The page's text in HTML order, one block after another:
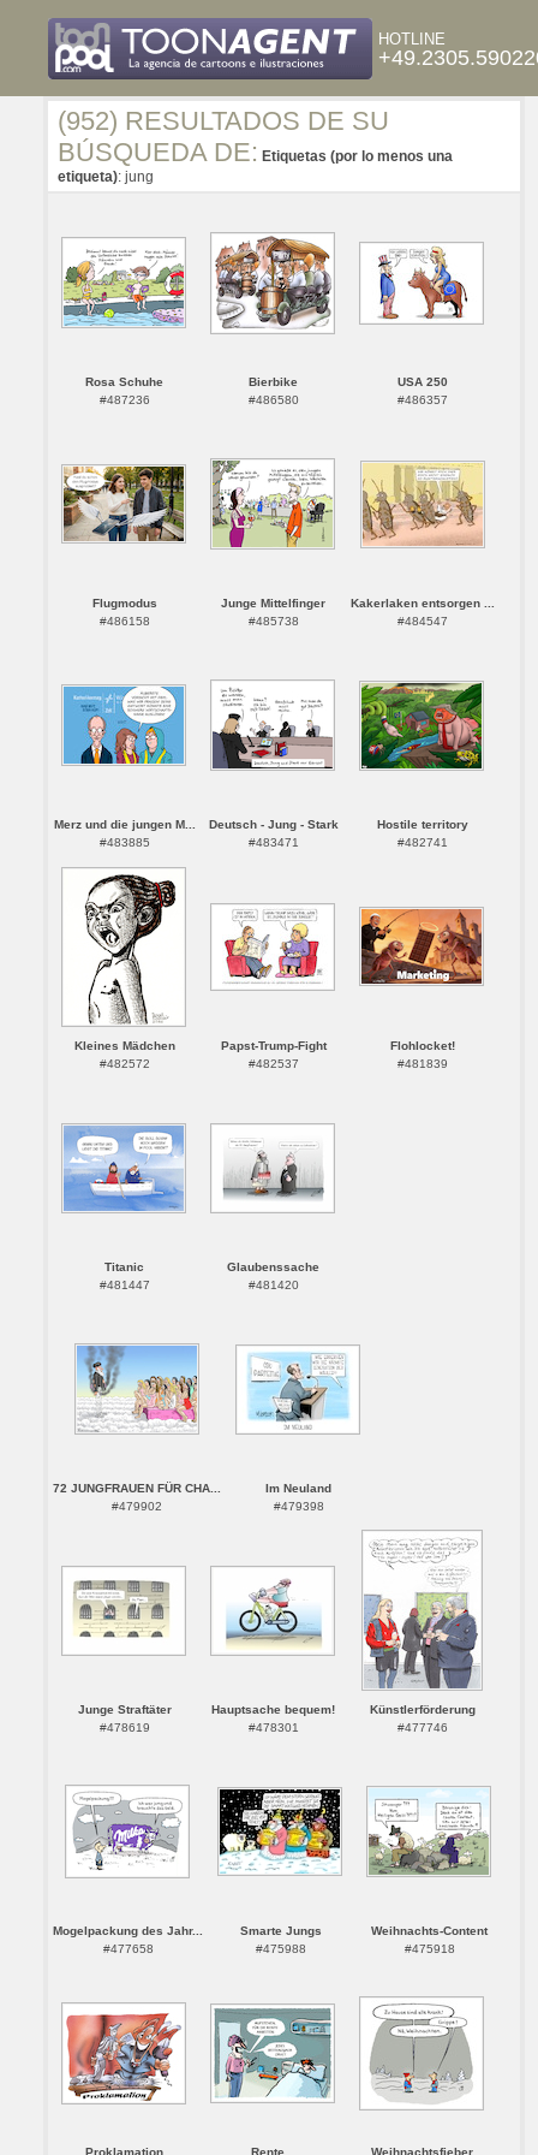
HOTLINE
(952) RESULTADOS DE SU
BÚSQUEDA DE: Etiquetas (por lo menos una
etiqueta): jung
Rosa Schuhe
#487236
Bierbike
#486580
USA 250
#486357
Flugmodus
#486158
Junge Mittelfinger
#485738
Kakerlaken entsorgen ...
#484547
Merz und die jungen M...
#483885
Deutsch - Jung - Stark
#483471
Hostile territory
#482741
Kleines Mädchen
#482572
Papst-Trump-Fight
#482537
Flohlocket!
#481839
Titanic
#481447
Glaubenssache
#481420
72 JUNGFRAUEN FÜR CHA...
#479902
Im Neuland
#479398
Junge Straftäter
#478619
Hauptsache bequem!
#478301
Künstlerförderung
#477746
Mogelpackung des Jahr...
#477658
Smarte Jungs
#475988
Weihnachts-Content
#475918
Proklamation Rente... Weihnachtsfieber